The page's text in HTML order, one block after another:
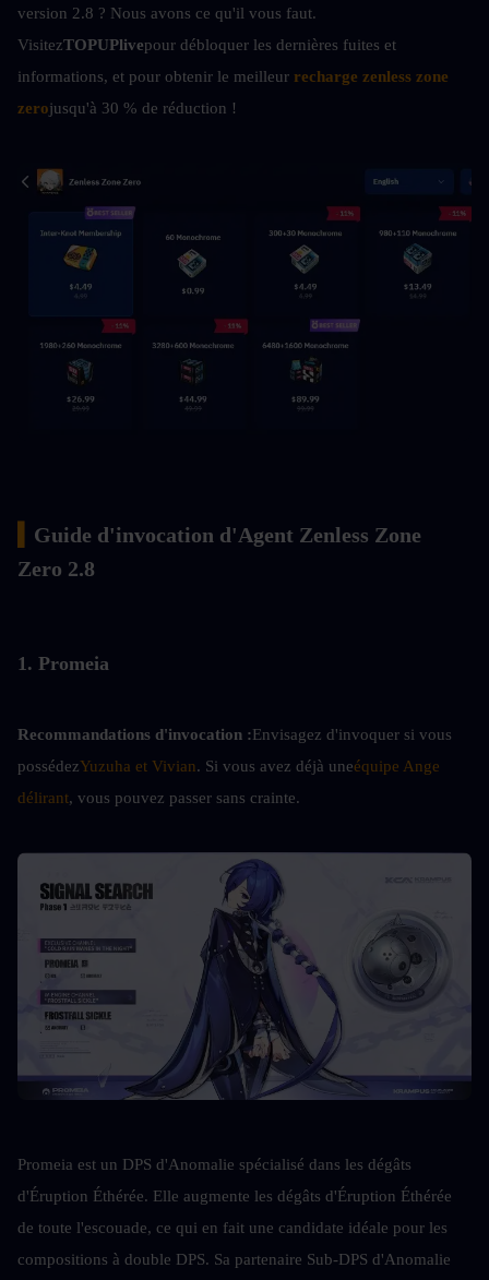
version 2.8 ? Nous avons ce qu'il vous faut.
VisitezTOPUPlivepour débloquer les dernières fuites et
informations, et pour obtenir le meilleur recharge zenless zone
zerojusqu'à 30 % de réduction !
Guide d'invocation d'Agent Zenless Zone
Zero 2.8
1. Promeia
Recommandations d'invocation :Envisagez d'invoquer si vous
possédezYuzuha et Vivian. Si vous avez déjà uneéquipe Ange
délirant, vous pouvez passer sans crainte.
Promeia est un DPS d'Anomalie spécialisé dans les dégâts
d'Éruption Éthérée. Elle augmente les dégâts d'Éruption Éthérée
de toute l'escouade, ce qui en fait une candidate idéale pour les
compositions à double DPS. Sa partenaire Sub-DPS d'Anomalie